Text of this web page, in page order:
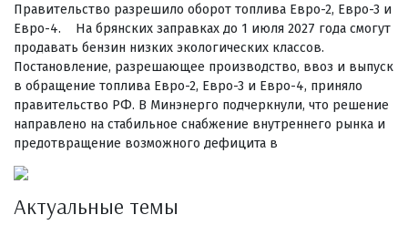
Правительство разрешило оборот топлива Евро-2, Евро-3 и
Евро-4. На брянских заправках до 1 июля 2027 года смогут
продавать бензин низких экологических классов.
Постановление, разрешающее производство, ввоз и выпуск
в обращение топлива Евро-2, Евро-3 и Евро-4, приняло
правительство РФ. В Минэнерго подчеркнули, что решение
направлено на стабильное снабжение внутреннего рынка и
предотвращение возможного дефицита в
Актуальные темы